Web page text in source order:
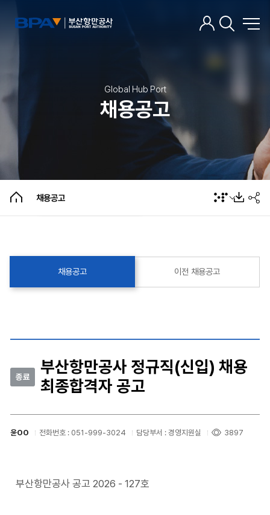
Global Hub Port
채용공고
채용공고이전 채용공고
채용공고 이전 채용공고
종료
부산항만공사 정규직(신입) 채용
최종합격자 공고
윤OO 전화번호 : 051-999-3024 담당부서 : 경영지원실 3897
부산항만공사 공고 2026 - 127호